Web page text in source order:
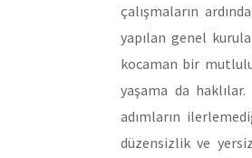
çalışmaların
yapılan genel
kocaman bir
yaşama da
adımların
düzensizlik ve